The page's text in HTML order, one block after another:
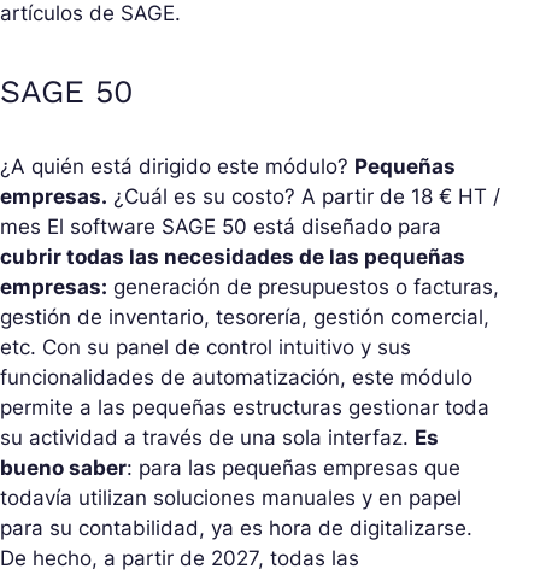
artículos de SAGE.
SAGE 50
¿A quién está dirigido este módulo? Pequeñas
empresas. ¿Cuál es su costo? A partir de 18 € HT /
mes El software SAGE 50 está diseñado para
cubrir todas las necesidades de las pequeñas
empresas: generación de presupuestos o facturas,
gestión de inventario, tesorería, gestión comercial,
etc. Con su panel de control intuitivo y sus
funcionalidades de automatización, este módulo
permite a las pequeñas estructuras gestionar toda
su actividad a través de una sola interfaz. Es
bueno saber: para las pequeñas empresas que
todavía utilizan soluciones manuales y en papel
para su contabilidad, ya es hora de digitalizarse.
De hecho, a partir de 2027, todas las